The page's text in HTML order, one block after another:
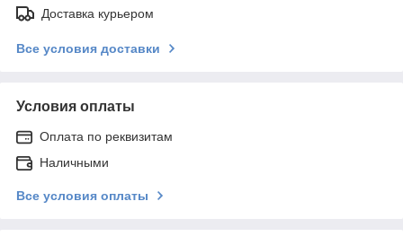
Доставка курьером
Все условия доставки
Условия оплаты
Оплата по реквизитам
Наличными
Все условия оплаты